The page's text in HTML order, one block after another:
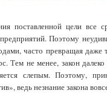
поставленной цели все
Поэтому
часто превращая даже
Тем не менее, закон
слепым. Поэтому,
ведь незнание закона